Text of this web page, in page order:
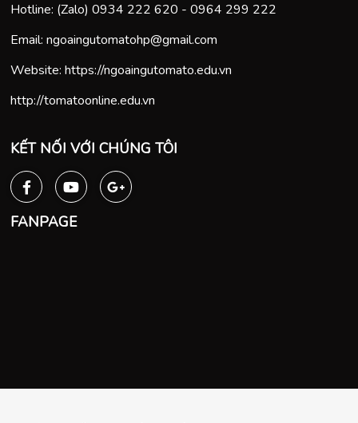
Hotline: (Zalo) 0934 222 620 - 0964 299 222
Email: ngoaingutomatohp@gmail.com
Website: https://ngoaingutomato.edu.vn
http://tomatoonline.edu.vn
KẾT NỐI VỚI CHÚNG TÔI
FANPAGE